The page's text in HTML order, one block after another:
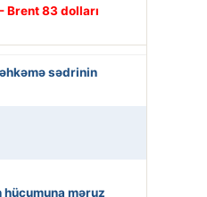
- Brent 83 dolları
sədrinin
məruz